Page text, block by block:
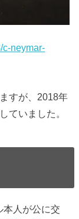
c-neymar-
すが、2018年
ていました。
本人が公に交